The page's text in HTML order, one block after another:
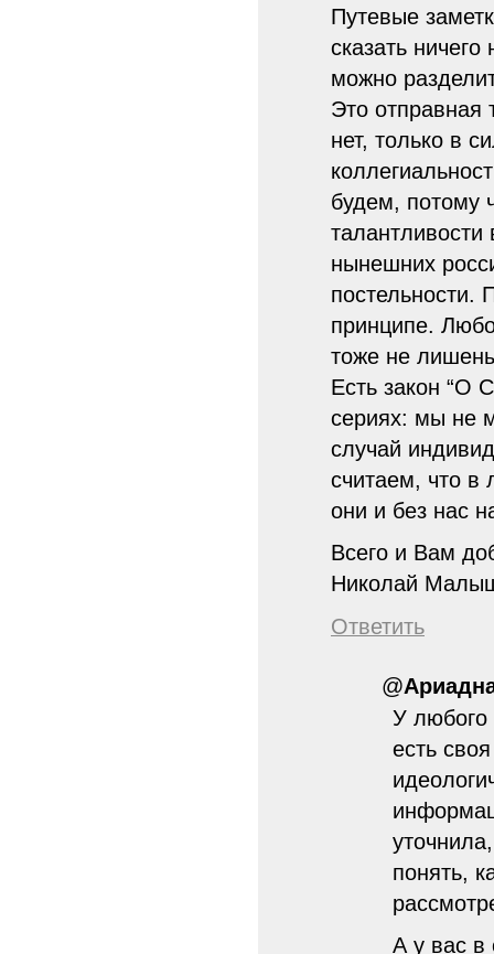
Путевые
сказать
можно
Это отправная
нет, только в
будем, потому
нынешних
постельности.
принципе.
тоже не
Есть закон “О
сериях: мы не
случай
считаем, что в
они и без нас
Всего и Вам
Николай
Ответить
@
У любого
есть
понять,
А у вас в